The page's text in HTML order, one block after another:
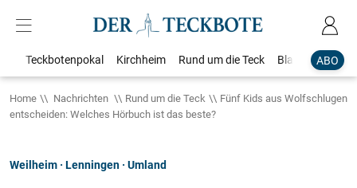
ABO
Teckbotenpokal Kirchheim Rund um die Teck Blaulicht
Home Nachrichten Rund um die Teck
Fünf Kids aus Wolfschlugen
entscheiden: Welches Hörbuch ist das beste?
Weilheim · Lenningen · Umland